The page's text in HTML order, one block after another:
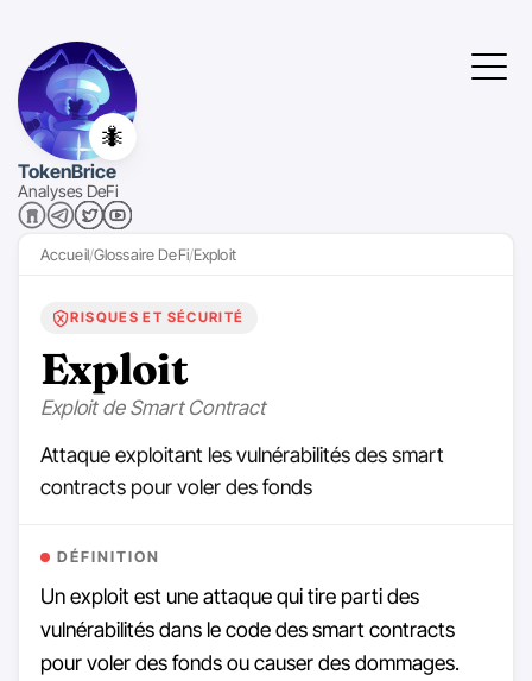
🐜
TokenBrice
Analyses DeFi
Accueil Glossaire DeFi Exploit
RISQUES ET SÉCURITÉ
Exploit
Exploit de Smart Contract
Attaque exploitant les vulnérabilités des smart
contracts pour voler des fonds
DÉFINITION
Un exploit est une attaque qui tire parti des
vulnérabilités dans le code des smart contracts
pour voler des fonds ou causer des dommages.